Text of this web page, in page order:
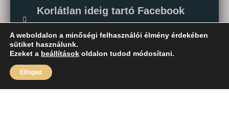
Korlátlan ideig tartó Facebook
3 hónap mentorálás
Heti gyakorlati videós elemzések
A weboldalon a minőségi felhasználói élmény érdekében
sütiket használunk.
Ezeket a beállítások oldalon tudod módosítani.
Elfogad